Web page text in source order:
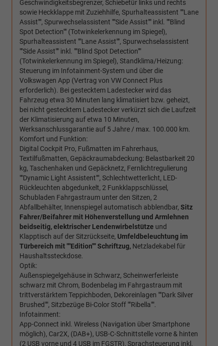
Geschwindigkeitsbegrenzer, Schiebetür links und rechts
sowie Heckklappe mit Zuziehhilfe, Spurhalteassistent ""Lane
Assist"", Spurwechselassistent ""Side Assist"" inkl. ""Blind
Spot Detection"" (Totwinkelerkennung im Spiegel),
Spurhalteassistent ""Lane Assist"", Spurwechselassistent
""Side Assist"" inkl. ""Blind Spot Detection""
(Totwinkelerkennung im Spiegel), Standklima/Heizung:
Steuerung im Infotainment-System und über die
Volkswagen App (Vertrag von VW Connect Plus
erforderlich). Bei gestecktem Ladestecker wird das
Fahrzeug etwa 30 Minuten lang klimatisiert bzw. geheizt,
bei nicht gestecktem Ladestecker verkürzt sich die Laufzeit
der Klimatisierung auf etwa 10 Minuten,
Werksanschlussgarantie auf 5 Jahre / max. 100.000 km.
Komfort und Funktion:
Digital Cockpit Pro, Fußmatten im Fahrerhaus,
Textilfußmatten, Gepäckraumabdeckung: Belastbarkeit 20
kg, Taschenhaken und Gepäcknetz, Fernlichtregulierung
""Dynamic Light Assistent"", Schlechtwetterlicht, LED-
Rückleuchten abgedunkelt, 2 Funkklappschlüssel,
Schubladen Fahrgastraum unter den Sitzen, 2
Abfallbehälter, Innenspiegel automatisch abblendbar, Sitz
Fahrer/Beifahrer mit Höhenverstellung und Armlehnen
beidseitig,elektrischer Lendenwirbelstütze und
Klapptisch auf der Sitzrückseite, Umfeldbeleuchtung im
Türbereich mit ""Edition"" Schriftzug, Netzladekabel für
Haushaltssteckdose.
Optik:
Außenspiegelgehäuse in Schwarz, Scheinwerferleiste
schwarz mit Chrom, Bodenbelag im Fahrgastraum mit
trittverstärktem Teppichboden, Dekoreinlagen ""Dark Silver
Brushed"", Sitzbezüge Bi-Color Stoff ""Ribella"".
Infotainment:
App-Connect inkl. Wireless (Navigation über Smartphone
möglich), Car2X, (DAB+), USB-C-Schnittstelle vorne & hinten
(2 USB vorne und 4 USB im FGSTR), Sprachsteuerung inkl.